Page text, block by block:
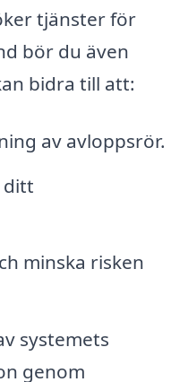
tjänster för
bör du även
bidra till att:
av avloppsrör.
ditt
minska risken
systemets
genom